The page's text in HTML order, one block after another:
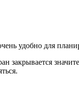
удобно для
закрывается